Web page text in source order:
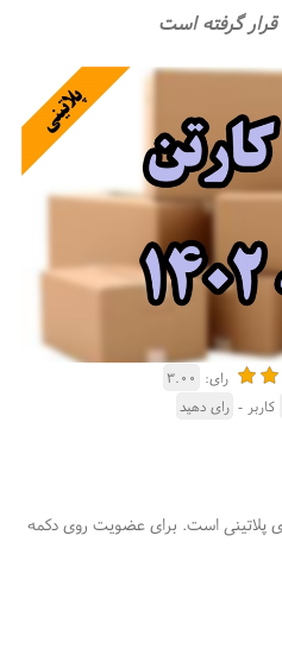
گرفته است
رای: ۳.۰۰
کاربر - رای دهید
است. برای عضویت روی دکمه